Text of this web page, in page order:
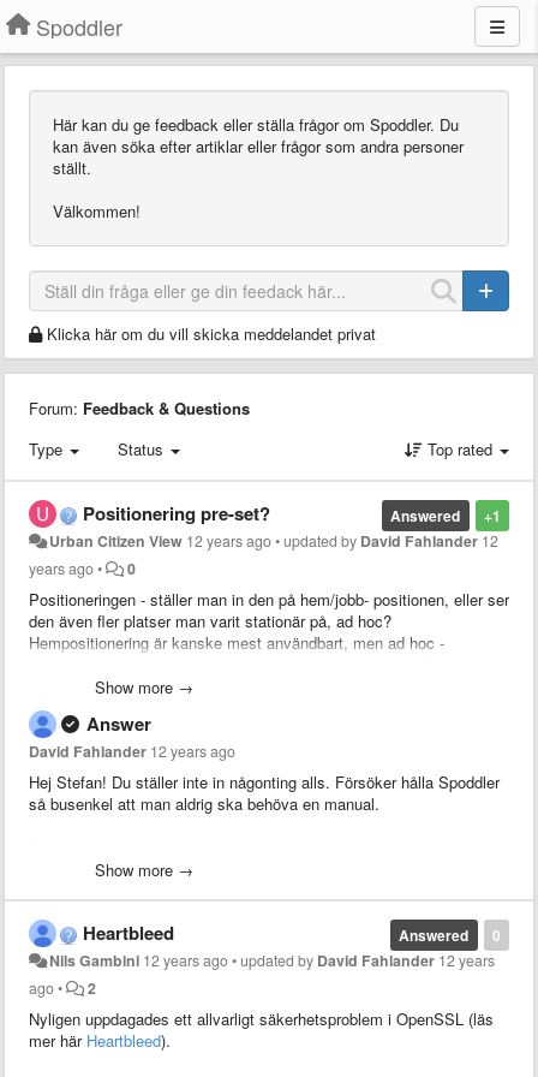
Spoddler
Här kan du ge feedback eller ställa frågor om Spoddler. Du
kan även söka efter artiklar eller frågor som andra personer
ställt.
Välkommen!
Klicka här om du vill skicka meddelandet privat
Forum: Feedback & Questions
Type
Status Top rated
+1
Answered
Positionering pre-set?
Urban Citizen View 12 years ago•updated by David Fahlander 12
years ago• 0
Positioneringen - ställer man in den på hem/jobb- positionen, eller ser
den även fler platser man varit stationär på, ad hoc?
Hempositionering är kanske mest användbart, men ad hoc -
enkelt att använda förstås.
/Stefan
Show more →
Answer
David Fahlander 12 years ago
Hej Stefan! Du ställer inte in någonting alls. Försöker hålla Spoddler
så busenkel att man aldrig ska behöva en manual.
senare så kommer programmet nästa dag att även fråga på tiden
position det var, så om du tidigare rapporterat en viss kund för en
viss position så kommer programmet framöver notera när du
kommer till den positionen igen och fråga dig om du jobbat för den
kunden då.
MVH
Show more →
0
Answered
Heartbleed
Nils Gambini 12 years ago•updated by David Fahlander 12 years
ago• 2
Nyligen uppdagades ett allvarligt säkerhetsproblem i OpenSSL (läs
mer här Heartbleed).